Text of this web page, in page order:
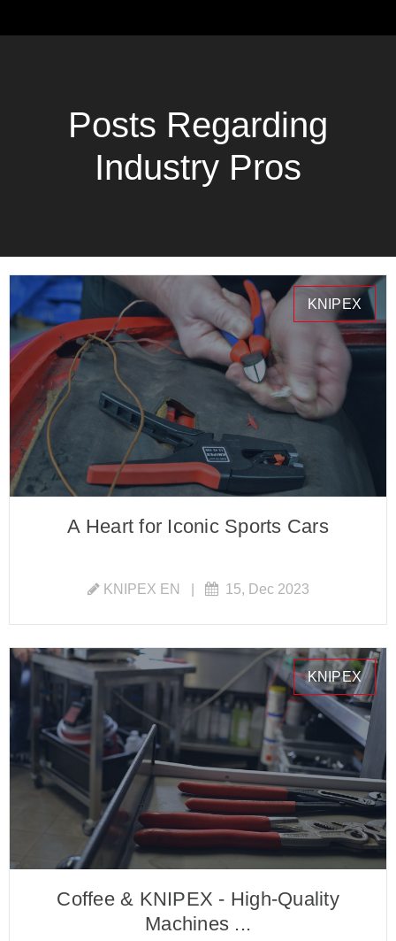
Posts Regarding
Industry Pros
KNIPEX
A Heart for Iconic Sports Cars
KNIPEX EN 15, Dec 2023
KNIPEX
Coffee & KNIPEX - High-Quality
Machines ...